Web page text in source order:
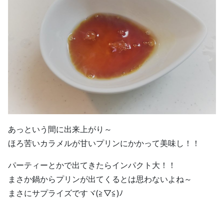
あっという間に出来上がり～
ほろ苦いカラメルが甘いプリンにかかって美味し！！
パーティーとかで出てきたらインパクト大！！
まさか鍋からプリンが出てくるとは思わないよね～
まさにサプライズですヾ(≧▽≦)ﾉ